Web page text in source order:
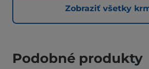
Zobraziť všetky
Podobné produkty